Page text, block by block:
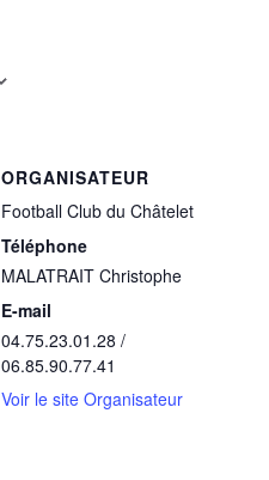
ORGANISATEUR
Football Club du Châtelet
Téléphone
MALATRAIT Christophe
E-mail
04.75.23.01.28 /
06.85.90.77.41
Voir le site Organisateur